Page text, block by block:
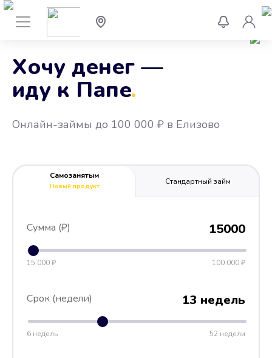
Хочу денег —
иду к Папе
.
Онлайн-займы до 100 000 ₽ в Елизово
Самозанятым
Новый продукт
Стандартный займ
Сумма (₽) 15000
15 000 ₽ 100 000 ₽
Срок (недели) 13 недель
6 недель 52 недели